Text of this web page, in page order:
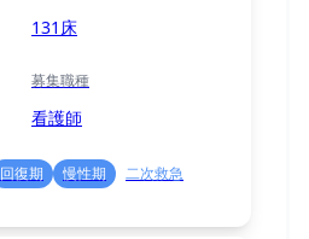
131床
募集職種
看護師
回復期 慢性期
二次救急